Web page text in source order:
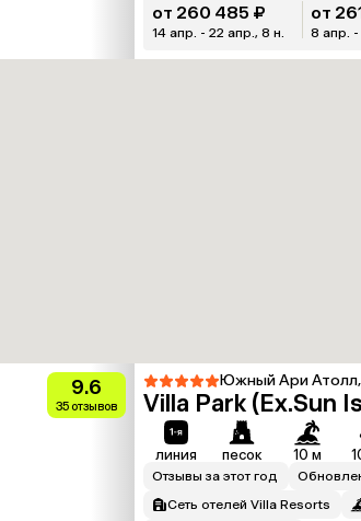
от 260 485 ₽
14 апр. - 22 апр., 8 н.
от
8 апр. -
9.6
35 отзывов
Южный Ари
Villa Park (Ex.Sun
линия песок 10 м
Отзывы за этот год
Сеть отелей Villa Resorts